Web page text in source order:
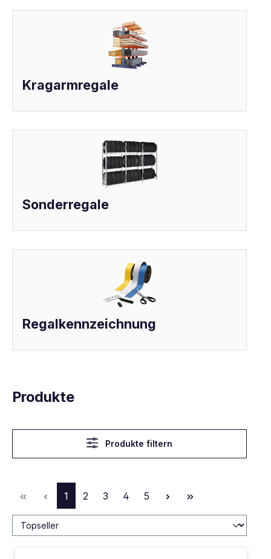
Kragarmregale
Sonderregale
Regalkennzeichnung
Produkte
Produkte filtern
Seite
1 Seite
2 Seite
3 Seite
4 Seite
5